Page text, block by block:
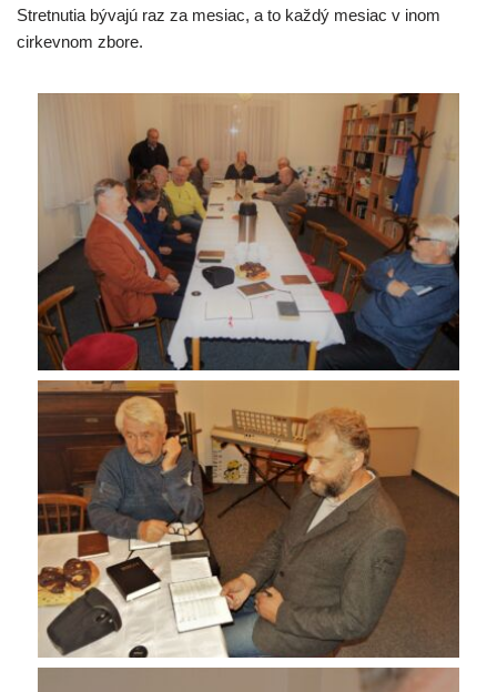
Stretnutia bývajú raz za mesiac, a to každý mesiac v inom
cirkevnom zbore.